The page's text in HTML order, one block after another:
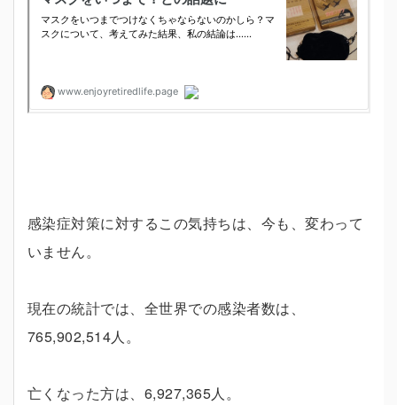
感染症対策に対するこの気持ちは、今も、変わって
いません。
現在の統計では、全世界での感染者数は、
765,902,514人。
亡くなった方は、6,927,365人。